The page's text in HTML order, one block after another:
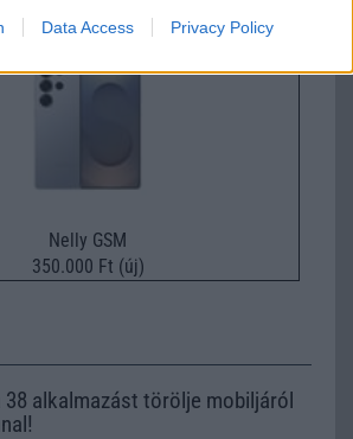
Data Access Privacy Policy
Samsung Galaxy S26 Ultra
Nelly GSM
350.000 Ft (új)
38 alkalmazást törölje mobiljáról